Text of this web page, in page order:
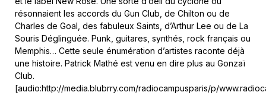
résonnaient les accords du Gun Club, de Chilton ou de
Charles de Goal, des fabuleux Saints, d’Arthur Lee ou de La
Souris Déglinguée. Punk, guitares, synthés, rock français ou
Memphis… Cette seule énumération d’artistes raconte déjà
une histoire. Patrick Mathé est venu en dire plus au Gonzaï
Club.
[audio:http://media.blubrry.com/radiocampusparis/p/